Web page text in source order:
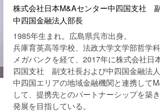
株式会社日本M&Aセンター中四国支社
中四国金融法人部長
1985年生まれ。広島県呉市出身。
兵庫育英高等学校、法政大学文学部哲学科
メガバンクを経て、2017年に株式会社日
四国支社 副支社長および中四国金融法人
中四国エリアの地域金融機関と連携して
して、提携先とのパートナーシップを築
発展を目指している。